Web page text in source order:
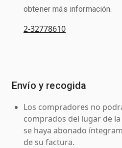
obtener más información.
2-32778610
Envío y recogida
Los compradores no
comprados del lugar de
se haya abonado
de su factura.